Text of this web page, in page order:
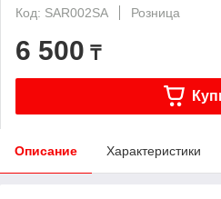
Код: SAR002SA
Розница
6 500 ₸
Описание Характеристики